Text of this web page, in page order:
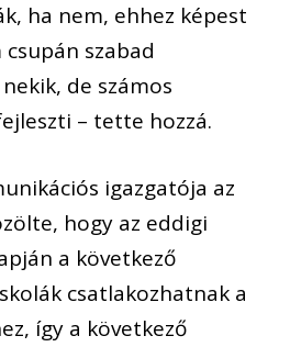
ha nem, ehhez képest
szabad
de számos
– tette hozzá.
igazgatója az
hogy az eddigi
a következő
csatlakozhatnak a
így a következő